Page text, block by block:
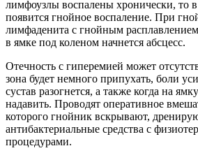
лимфоузлы воспалены хронически, то
появится гнойное воспаление. При
лимфаденита с гнойным
в ямке под коленом начнется абсцесс.
Отечность с гиперемией может
зона будет немного припухать, боли
сустав разогнется, а также когда на
надавить. Проводят оперативное
которого гнойник вскрывают,
антибактериальные средства с
процедурами.